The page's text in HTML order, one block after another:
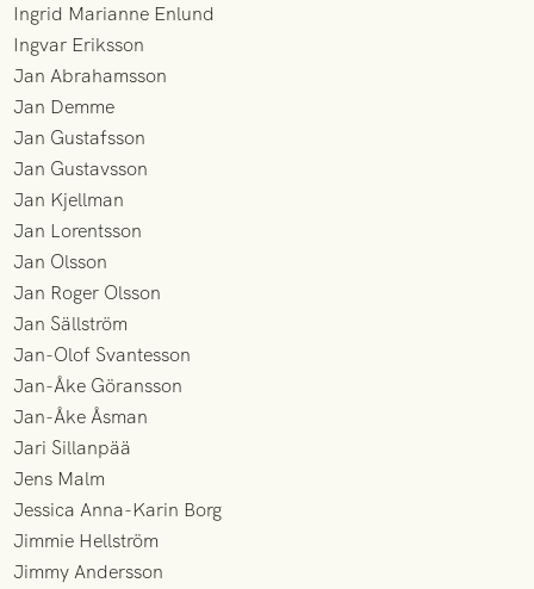
Ingrid Marianne Enlund
Ingvar Eriksson
Jan Abrahamsson
Jan Demme
Jan Gustafsson
Jan Gustavsson
Jan Kjellman
Jan Lorentsson
Jan Olsson
Jan Roger Olsson
Jan Sällström
Jan-Olof Svantesson
Jan-Åke Göransson
Jan-Åke Åsman
Jari Sillanpää
Jens Malm
Jessica Anna-Karin Borg
Jimmie Hellström
Jimmy Andersson